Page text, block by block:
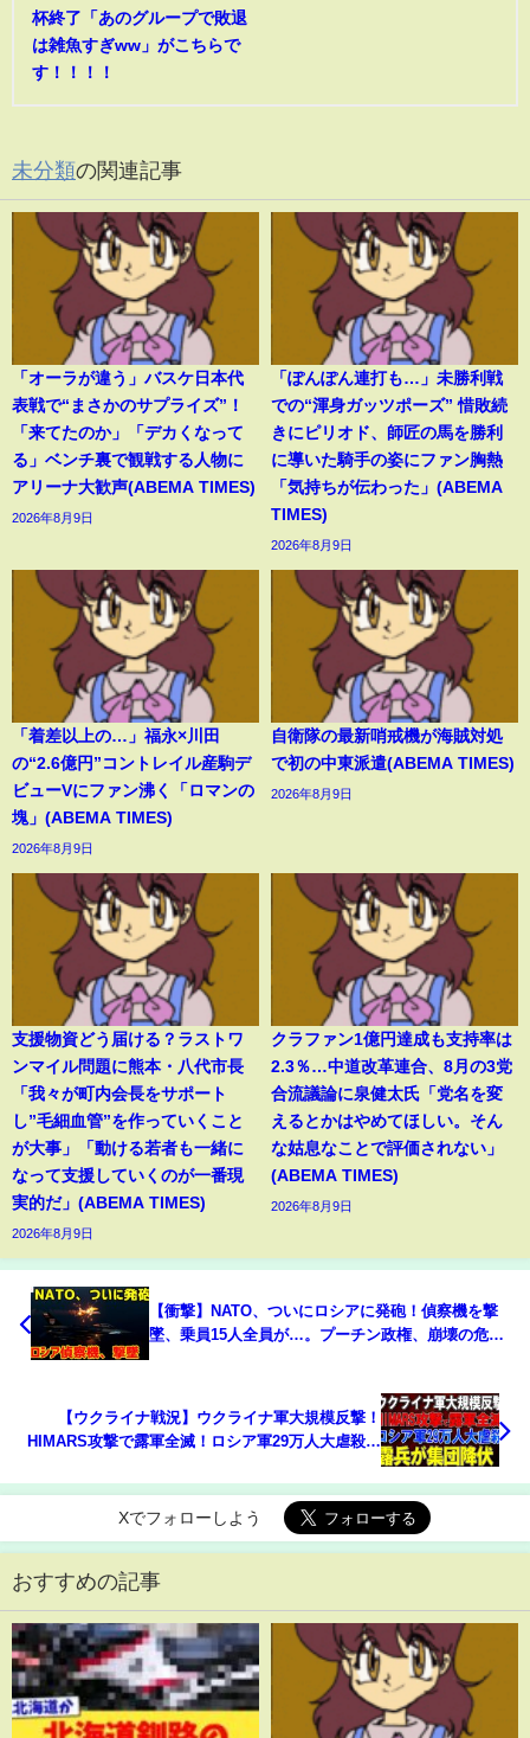
杯終了「あのグループで敗退
は雑魚すぎww」がこちらで
す！！！！
未分類の関連記事
「オーラが違う」バスケ日本代
表戦で“まさかのサプライズ”！
「来てたのか」「デカくなって
る」ベンチ裏で観戦する人物に
アリーナ大歓声(ABEMA TIMES)
2026年8月9日
「ぽんぽん連打も…」未勝利戦
での“渾身ガッツポーズ” 惜敗続
きにピリオド、師匠の馬を勝利
に導いた騎手の姿にファン胸熱
「気持ちが伝わった」(ABEMA
TIMES)
2026年8月9日
「着差以上の…」福永×川田
の“2.6億円”コントレイル産駒デ
ビューVにファン沸く「ロマンの
塊」(ABEMA TIMES)
2026年8月9日
自衛隊の最新哨戒機が海賊対処
で初の中東派遣(ABEMA TIMES)
2026年8月9日
支援物資どう届ける？ラストワ
ンマイル問題に熊本・八代市長
「我々が町内会長をサポート
し”毛細血管”を作っていくこと
が大事」「動ける若者も一緒に
なって支援していくのが一番現
実的だ」(ABEMA TIMES)
2026年8月9日
クラファン1億円達成も支持率は
2.3％…中道改革連合、8月の3党
合流議論に泉健太氏「党名を変
えるとかはやめてほしい。そん
な姑息なことで評価されない」
(ABEMA TIMES)
2026年8月9日
【衝撃】NATO、ついにロシアに発砲！偵察機を撃
墜、乗員15人全員が…。プーチン政権、崩壊の危
【ウクライナ戦況】ウクライナ軍大規模反撃！
HIMARS攻撃で露軍全滅！ロシア軍29万人大虐殺！
Xでフォローしよう
おすすめの記事